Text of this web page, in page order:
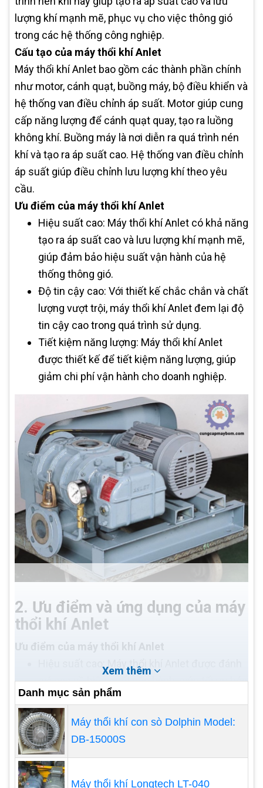
lượng khí mạnh mẽ, phục vụ cho việc thông gió
trong các hệ thống công nghiệp.
Cấu tạo của máy thổi khí Anlet
Máy thổi khí Anlet bao gồm các thành phần chính
như motor, cánh quạt, buồng máy, bộ điều khiển và
hệ thống van điều chỉnh áp suất. Motor giúp cung
cấp năng lượng để cánh quạt quay, tạo ra luồng
không khí. Buồng máy là nơi diễn ra quá trình nén
khí và tạo ra áp suất cao. Hệ thống van điều chỉnh
áp suất giúp điều chỉnh lưu lượng khí theo yêu
cầu.
Ưu điểm của máy thổi khí Anlet
Hiệu suất cao: Máy thổi khí Anlet có khả năng
tạo ra áp suất cao và lưu lượng khí mạnh mẽ,
giúp đảm bảo hiệu suất vận hành của hệ
thống thông gió.
Độ tin cậy cao: Với thiết kế chắc chắn và chất
lượng vượt trội, máy thổi khí Anlet đem lại độ
tin cậy cao trong quá trình sử dụng.
Tiết kiệm năng lượng: Máy thổi khí Anlet
được thiết kế để tiết kiệm năng lượng, giúp
giảm chi phí vận hành cho doanh nghiệp.
2. Ưu điểm và ứng dụng của máy
thổi khí Anlet
Ưu điểm của máy thổi khí Anlet
Hiệu suất cao: Máy thổi khí Anlet được đánh
giá cao về hiệu suất vận hành, giúp tối ưu hóa
quá trình thông gió trong hệ thống công
nghiệp.
Độ bền cao: Với chất lượng vượt trội, máy thổi
khí Anlet có tuổi thọ cao và độ ổn định trong
quá trình sử dụng.
Tiết kiệm năng lượng: Thiết kế thông minh
Xem thêm
Danh mục sản phẩm
Máy thổi khí con sò Dolphin Model:
DB-15000S
Máy thổi khí Longtech LT-040